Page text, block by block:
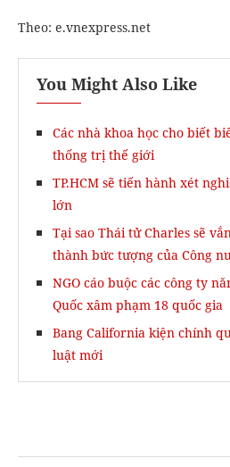
Theo: e.vnexpress.net
You Might Also Like
Các nhà khoa học cho biết
thống trị thế giới
TP.HCM sẽ tiến hành xét
lớn
Tại sao Thái tử Charles sẽ
thành bức tượng của Công
NGO cáo buộc các công ty
Quốc xâm phạm 18 quốc gia
Bang California kiện chính
luật mới